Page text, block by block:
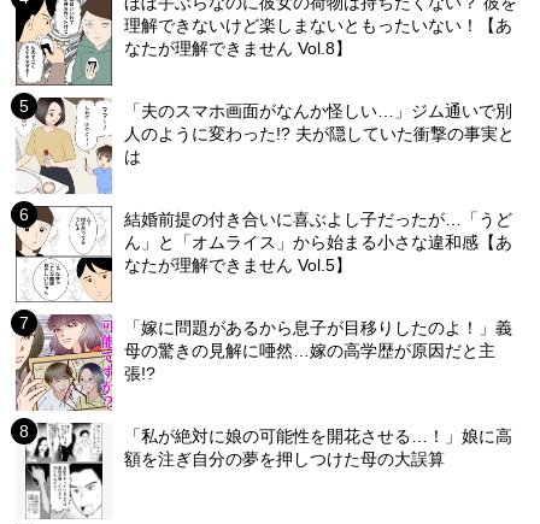
理解できないけど楽しまないともったいない！【あ
なたが理解できません Vol.8】
「夫のスマホ画面がなんか怪しい…」ジム通いで別
人のように変わった!? 夫が隠していた衝撃の事実と
は
結婚前提の付き合いに喜ぶよし子だったが…「うど
ん」と「オムライス」から始まる小さな違和感【あ
なたが理解できません Vol.5】
「嫁に問題があるから息子が目移りしたのよ！」義
母の驚きの見解に唖然…嫁の高学歴が原因だと主
張!?
「私が絶対に娘の可能性を開花させる…！」娘に高
額を注ぎ自分の夢を押しつけた母の大誤算